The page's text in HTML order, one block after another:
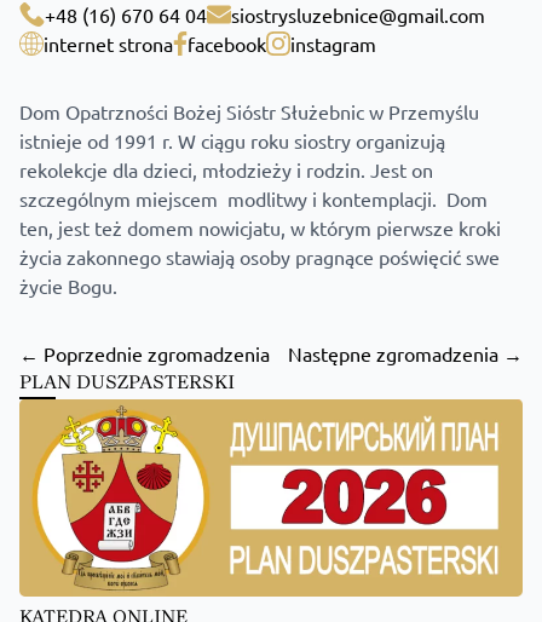
+48 (16) 670 64 04
siostrysluzebnice@gmail.com
internet strona
facebook instagram
Dom Opatrzności Bożej Sióstr Służebnic w Przemyślu
istnieje od 1991 r. W ciągu roku siostry organizują
rekolekcje dla dzieci, młodzieży i rodzin. Jest on
szczególnym miejscem modlitwy i kontemplacji. Dom
ten, jest też domem nowicjatu, w którym pierwsze kroki
życia zakonnego stawiają osoby pragnące poświęcić swe
życie Bogu.
← Poprzednie zgromadzenia Następne zgromadzenia →
PLAN DUSZPASTERSKI
KATEDRA ONLINE